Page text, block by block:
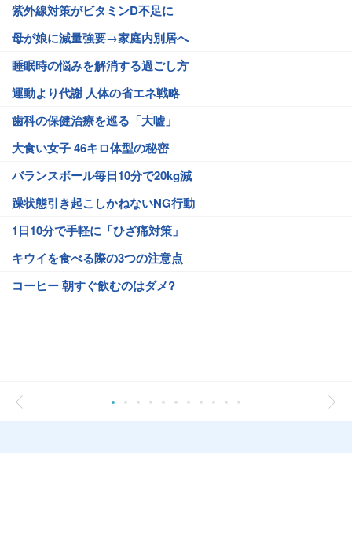
紫外線対策がビタミンD不足に
母が娘に減量強要→家庭内別居へ
睡眠時の悩みを解消する過ごし方
運動より代謝 人体の省エネ戦略
歯科の保健治療を巡る「大嘘」
大食い女子 46キロ体型の秘密
バランスボール毎日10分で20kg減
躁状態引き起こしかねないNG行動
1日10分で手軽に「ひざ痛対策」
キウイを食べる際の3つの注意点
コーヒー 朝すぐ飲むのはダメ?